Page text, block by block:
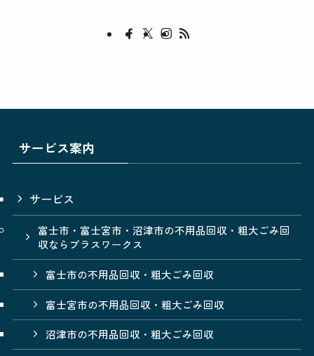
サービス案内
サービス
富士市・富士宮市・沼津市の不用品回収・粗大ごみ回
収ならプラスワークス
富士市の不用品回収・粗大ごみ回収
富士宮市の不用品回収・粗大ごみ回収
沼津市の不用品回収・粗大ごみ回収